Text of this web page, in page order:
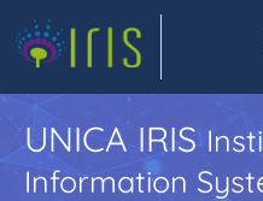
UNICA IRIS
Information